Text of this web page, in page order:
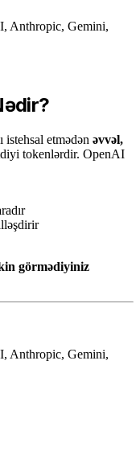
Anthropic, Gemini,
etmədən əvvəl,
tokenlərdir. OpenAI
görmədiyiniz
Anthropic, Gemini,